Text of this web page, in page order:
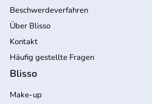
Beschwerdeverfahren
Über Blisso
Kontakt
Häufig gestellte Fragen
Blisso
Make-up